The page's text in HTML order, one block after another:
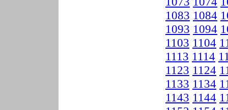
1083 1084
1093 1094
1103 1104
1113 1114
1123 1124
1133 1134
1143 1144